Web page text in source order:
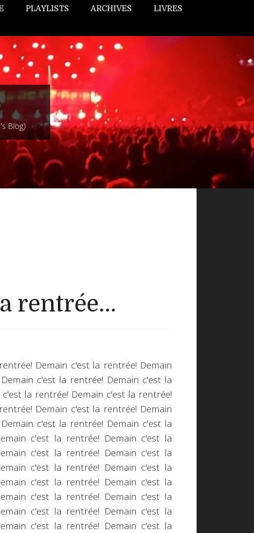
PLAYLISTS ARCHIVES LIVRES
Blog)
rentrée...
Demain c'est la rentrée! Demain
c'est la rentrée! Demain c'est la
la rentrée! Demain c'est la rentrée!
Demain c'est la rentrée! Demain
c'est la rentrée! Demain c'est la
c'est la rentrée! Demain c'est la
c'est la rentrée! Demain c'est la
c'est la rentrée! Demain c'est la
c'est la rentrée! Demain c'est la
c'est la rentrée! Demain c'est la
c'est la rentrée! Demain c'est la
c'est la rentrée! Demain c'est la